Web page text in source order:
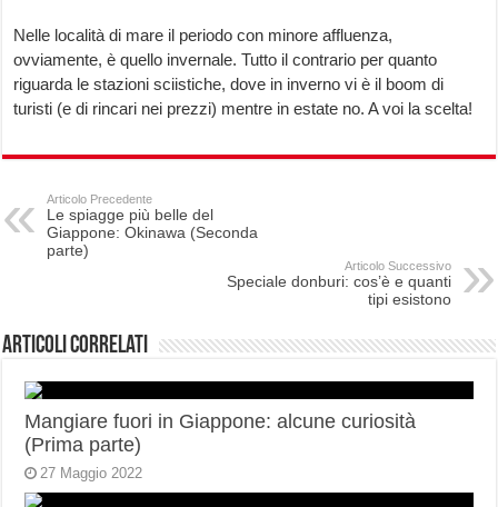
Nelle località di mare il periodo con minore affluenza,
ovviamente, è quello invernale. Tutto il contrario per quanto
riguarda le stazioni sciistiche, dove in inverno vi è il boom di
turisti (e di rincari nei prezzi) mentre in estate no. A voi la scelta!
Articolo Precedente
Le spiagge più belle del
Giappone: Okinawa (Seconda
parte)
Articolo Successivo
Speciale donburi: cos’è e quanti
tipi esistono
Articoli correlati
Mangiare fuori in Giappone: alcune curiosità
(Prima parte)
27 Maggio 2022